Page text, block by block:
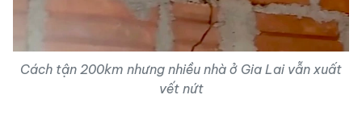
Cách tận 200km nhưng nhiều nhà ở Gia Lai vẫn xuất
vết nứt